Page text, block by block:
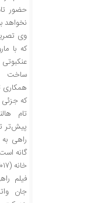
حضور
نخواهد
وی
که با
ساخت
همکاری
که
پیش‌تر
راهی
گانه
خانه (۲۰۱۷) آغاز شد.
فیلم
جان